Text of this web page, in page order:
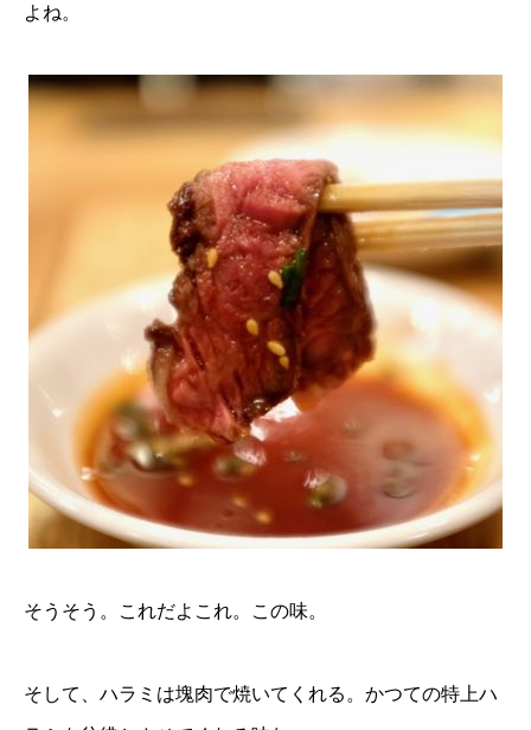
よね。
そうそう。これだよこれ。この味。
そして、ハラミは塊肉で焼いてくれる。かつての特上ハ